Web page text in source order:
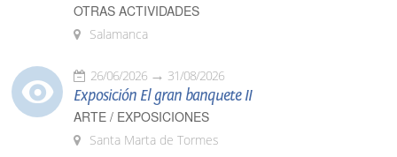
OTRAS ACTIVIDADES
Salamanca
26/06/2026 31/08/2026
Exposición El gran banquete II
ARTE / EXPOSICIONES
Santa Marta de Tormes